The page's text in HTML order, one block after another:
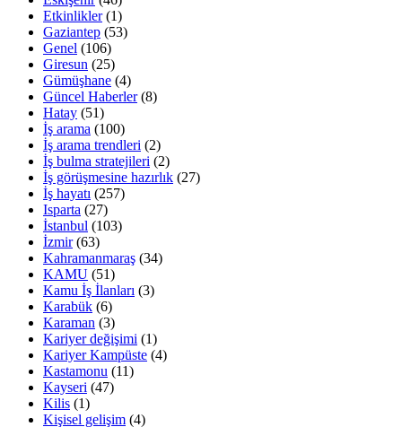
Etkinlikler(1)
Gaziantep (53)
Genel (106)
Giresun (25)
Gümüşhane (4)
Güncel Haberler(8)
Hatay (51)
İş arama (100)
İş arama trendleri (2)
İş bulma stratejileri (2)
İş görüşmesine hazırlık (27)
İş hayatı (257)
Isparta (27)
İstanbul (103)
İzmir(63)
Kahramanmaraş (34)
KAMU (51)
Kamu İş İlanları (3)
Karabük (6)
Karaman (3)
Kariyer değişimi (1)
Kariyer Kampüste (4)
Kastamonu (11)
Kayseri (47)
Kilis (1)
Kişisel gelişim (4)